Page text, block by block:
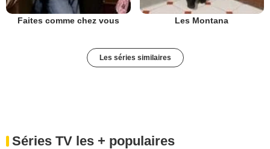
Faites comme chez vous Les Montana
Les séries similaires
Séries TV les + populaires